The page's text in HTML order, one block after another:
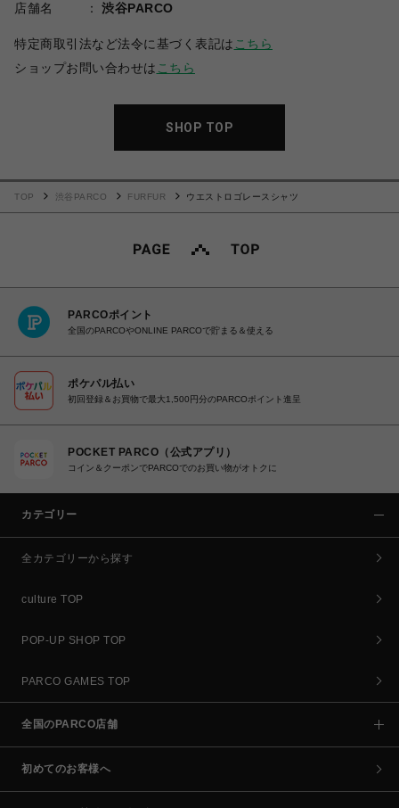
店舗名
渋谷PARCO
特定商取引法など法令に基づく表記は こちら
ショップお問い合わせは こちら
SHOP TOP
TOP 渋谷PARCO FURFUR ウエストロゴレースシャツ
PARCOポイント
全国のPARCOやONLINE PARCOで貯まる＆使える
ポケパル払い
初回登録＆お買物で最大1,500円分のPARCOポイント進呈
POCKET PARCO（公式アプリ）
コイン＆クーポンでPARCOでのお買い物がオトクに
カテゴリー
全カテゴリーから探す
culture TOP
POP-UP SHOP TOP
PARCO GAMES TOP
全国のPARCO店舗
初めてのお客様へ